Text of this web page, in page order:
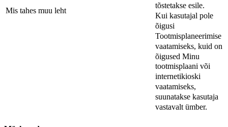
Mis tahes muu leht
tõstetakse esile.
Kui kasutajal pole
õigusi
Tootmisplaneerimise
vaatamiseks, kuid on
õigused Minu
tootmisplaani või
internetikioski
vaatamiseks,
suunatakse kasutaja
vastavalt ümber.